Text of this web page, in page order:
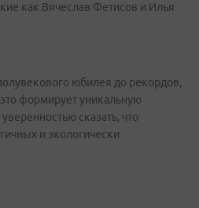
как Вячеслав Фетисов и Илья
юбилея до рекордов,
формирует уникальную
сказать, что
и экологически